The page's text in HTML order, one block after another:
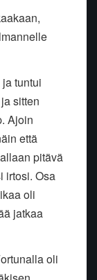
tuntui
sitten
Ajoin
että
pitävä
irtosi. Osa
oli
jatkaa
oli